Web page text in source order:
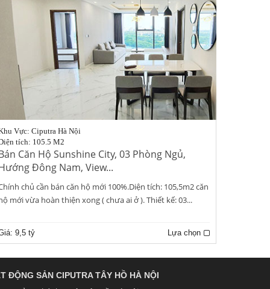
Vực: Ciputra Hà Nội
tích: 105.5 M2
Căn Hộ Sunshine City, 03 Phòng Ngủ,
Đông Nam, View...
chủ cần bán căn hộ mới 100%.Diện tích: 105,5m2 căn
mới vừa hoàn thiện xong ( chưa ai ở ). Thiết kế: 03...
9,5 tỷ Lựa chọn
ĐỘNG SẢN CIPUTRA TÂY HỒ HÀ NỘI